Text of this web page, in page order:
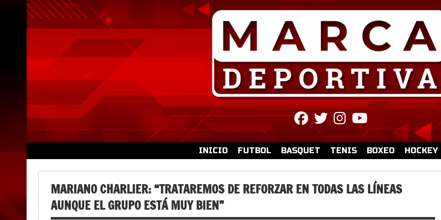
fab
fa-
facebook
fab
fa-
twitter
fab
fa-
instagram
fa-
youtube
INICIO FUTBOL BASQUET TENIS BOXEO HOCKEY
MARIANO CHARLIER: “TRATAREMOS DE REFORZAR EN TODAS LAS LÍNEAS
AUNQUE EL GRUPO ESTÁ MUY BIEN”